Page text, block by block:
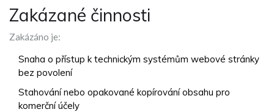
Zakázané činnosti
Zakázáno je:
Snaha o přístup k technickým systémům webové stránky
bez povolení
Stahování nebo opakované kopírování obsahu pro
komerční účely